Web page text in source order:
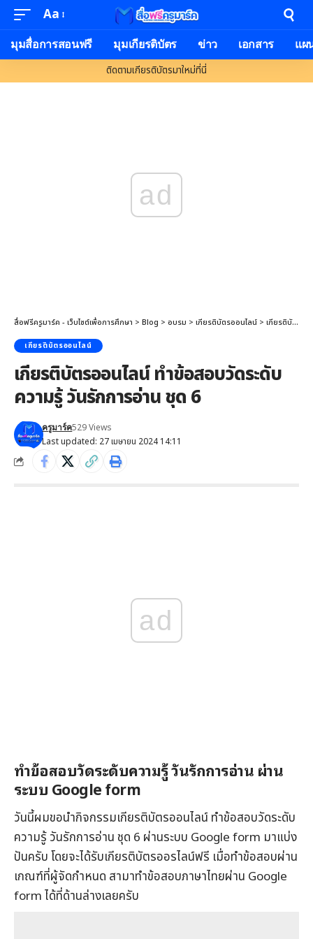
Aa
มุมสื่อการสอนฟรี มุมเกียรติบัตร ข่าว เอกสาร แผ
ติดตามเกียรติบัตรมาใหม่ที่นี่
ad
สื่อฟรีครูมาร์ค - เว็บไซต์เพื่อการศึกษา > Blog > อบรม > เกียรติบัตรออนไลน์ > เกียรติบัตรออนไลน์ ทำข้อสอบวัดระดับความรู้ วันรักการอ่าน ชุด 6
เกียรติบัตรออนไลน์
เกียรติบัตรออนไลน์ ทำข้อสอบวัดระดับ
ความรู้ วันรักการอ่าน ชุด 6
Last updated: 27 เมษายน 2024 14:11
ครูมาร์ค529 Views
ad
ทำข้อสอบวัดระดับความรู้ วันรักการอ่าน ผ่าน
ระบบ Google form
วันนี้ผมขอนำกิจกรรมเกียรติบัตรออนไลน์ ทำข้อสอบวัดระดับ
ความรู้ วันรักการอ่าน ชุด 6 ผ่านระบบ Google form มาแบ่ง
ปันครับ โดยจะได้รับเกียรติบัตรออรไลน์ฟรี เมื่อทำข้อสอบผ่าน
เกณฑ์ที่ผู้จัดกำหนด สามาทำข้อสอบภาษาไทยผ่าน Google
form ได้ที่ด้านล่างเลยครับ